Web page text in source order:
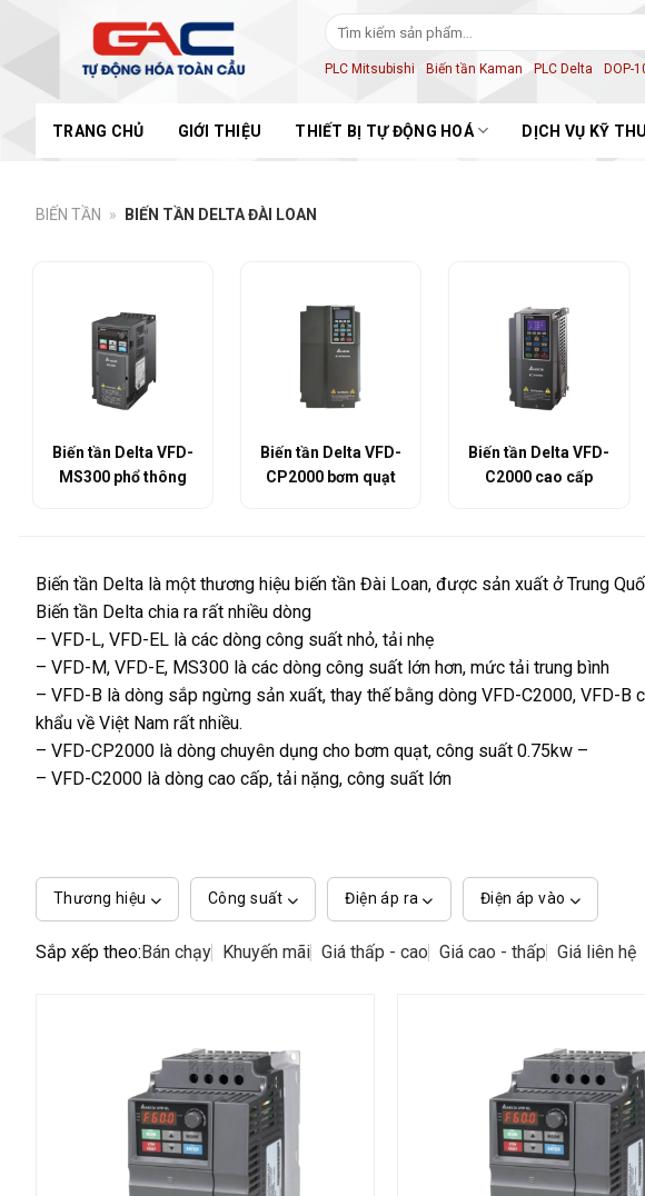
content
PLC Mitsubishi
Biến tần Kaman PLC Delta DOP-
TRANG CHỦ GIỚI THIỆU THIẾT BỊ TỰ ĐỘNG HOÁ DỊCH VỤ KỸ
BIẾN TẦN » BIẾN TẦN DELTA ĐÀI LOAN
Biến tần Delta VFD-
CP2000 bơm quạt
Biến tần Delta VFD-
C2000 cao cấp
Biến tần Delta VFD-L
ngừng SX
Biến tần Delta là một thương hiệu biến tần Đài Loan, được sản xuất ở Trung
Biến tần Delta chia ra rất nhiều dòng
– VFD-L, VFD-EL là các dòng công suất nhỏ, tải nhẹ
– VFD-M, VFD-E, MS300 là các dòng công suất lớn hơn, mức tải trung bình
– VFD-B là dòng sắp ngừng sản xuất, thay thế bằng dòng VFD-C2000, VFD-
khẩu về Việt Nam rất nhiều.
– VFD-CP2000 là dòng chuyên dụng cho bơm quạt, công suất 0.75kw –
– VFD-C2000 là dòng cao cấp, tải nặng, công suất lớn
Thương hiệu Công suất Điện áp ra Điện áp vào
Sắp xếp theo:Bán chạy Khuyến mãi Giá thấp - cao Giá cao - thấp Giá liên hệ